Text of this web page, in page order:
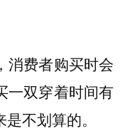
消费者购买时会
一双穿着时间有
不划算的。